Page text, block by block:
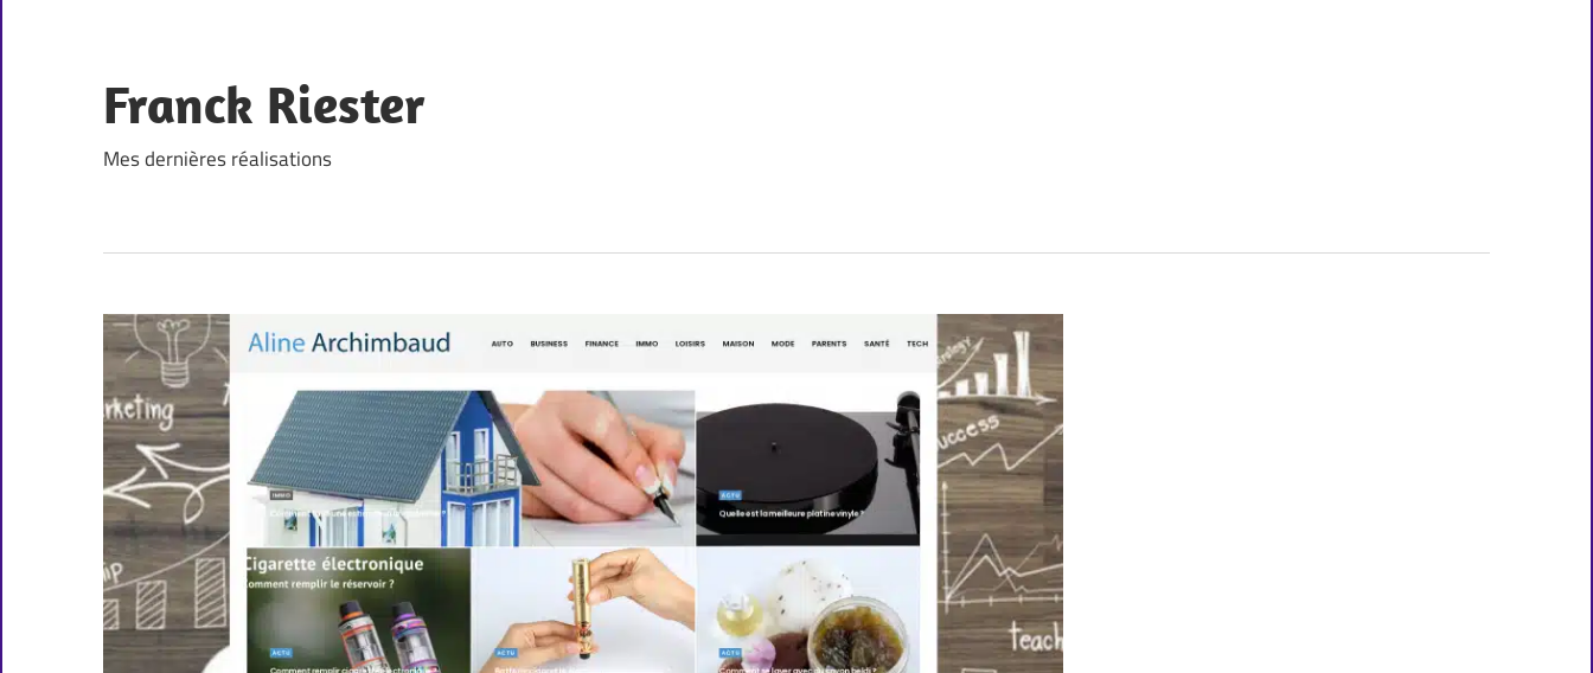
content
Franck Riester
Mes dernières réalisations